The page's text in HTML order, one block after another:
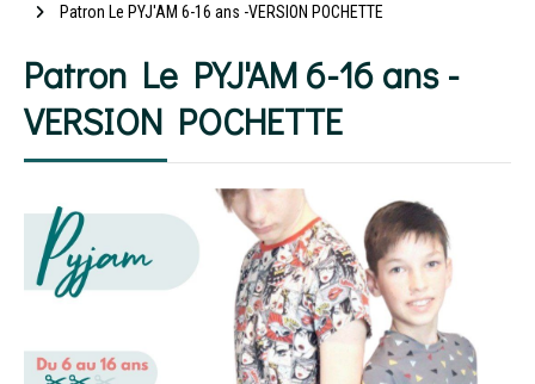
Patron Le PYJ'AM 6-16 ans -VERSION POCHETTE
Patron Le PYJ'AM 6-16 ans -
VERSION POCHETTE